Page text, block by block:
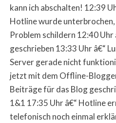
kann ich abschalten! 12:39
Hotline wurde
Problem schildern 12:40 Uhr
geschrieben 13:33 Uhr â€“
Server gerade nicht
jetzt mit dem Offline-
Beiträge für das Blog
1&1 17:35 Uhr â€“ Hotline
telefonisch noch einmal